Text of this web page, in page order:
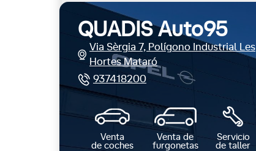
QUADIS Auto95
Via Sèrgia 7, Polígono Industrial Les
Hortes Mataró
937418200
Venta
de coches
Venta de
furgonetas
Servicio
de taller